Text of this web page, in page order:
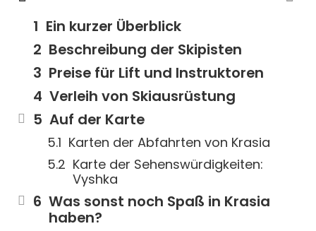
Ein kurzer Überblick
Beschreibung der Skipisten
Preise für Lift und Instruktoren
Verleih von Skiausrüstung
Auf der Karte
Karten der Abfahrten von Krasia
Karte der Sehenswürdigkeiten:
Vyshka
Was sonst noch Spaß in Krasia
haben?